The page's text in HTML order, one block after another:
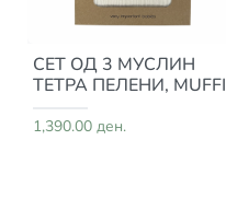
СЕТ ОД 3 МУСЛИН
ТЕТРА ПЕЛЕНИ, MUFFI
1,390.00 ден.